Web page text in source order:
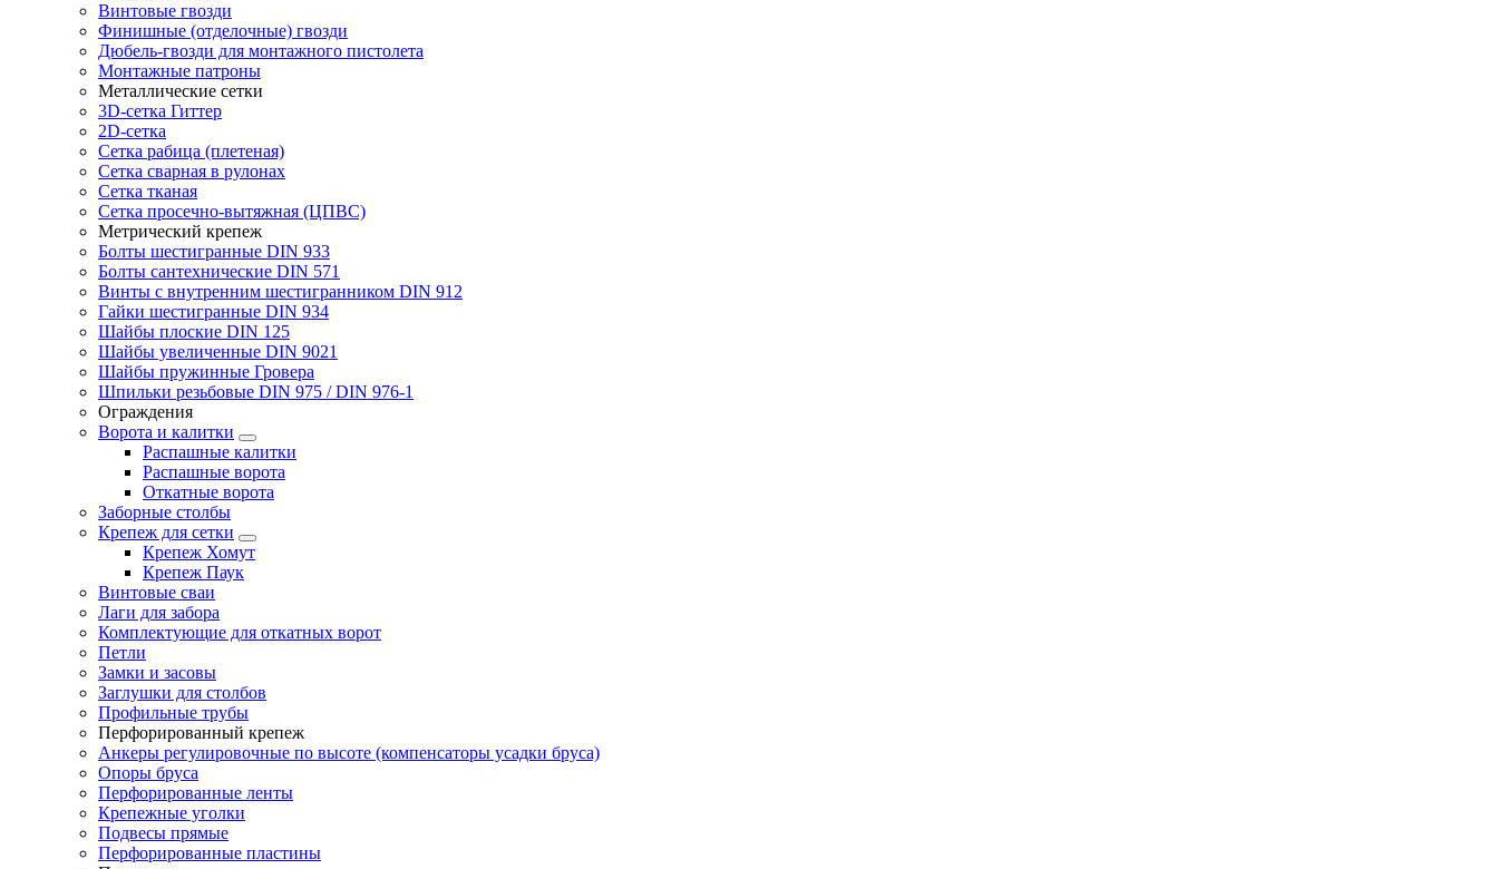
Винтовые гвозди
Финишные (отделочные) гвозди
Дюбель-гвозди для монтажного пистолета
Монтажные патроны
Металлические сетки
3D-сетка Гиттер
2D-сетка
Сетка рабица (плетеная)
Сетка сварная в рулонах
Сетка тканая
Сетка просечно-вытяжная (ЦПВС)
Метрический крепеж
Болты шестигранные DIN 933
Болты сантехнические DIN 571
Винты с внутренним шестигранником DIN 912
Гайки шестигранные DIN 934
Шайбы плоские DIN 125
Шайбы увеличенные DIN 9021
Шайбы пружинные Гровера
Шпильки резьбовые DIN 975 / DIN 976-1
Ограждения
Ворота и калитки
Распашные калитки
Распашные ворота
Откатные ворота
Заборные столбы
Крепеж для сетки
Крепеж Хомут
Крепеж Паук
Винтовые сваи
Лаги для забора
Комплектующие для откатных ворот
Петли
Замки и засовы
Заглушки для столбов
Профильные трубы
Перфорированный крепеж
Анкеры регулировочные по высоте (компенсаторы усадки бруса)
Опоры бруса
Перфорированные ленты
Крепежные уголки
Подвесы прямые
Перфорированные пластины